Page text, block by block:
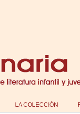
LA COLECCIÓN